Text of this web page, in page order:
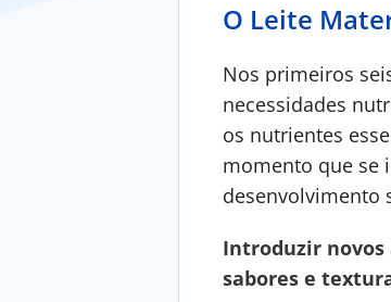
O Leite
Nos primeiros
necessidades
os nutrientes
momento que se
desenvolvimento
Introduzir novos
sabores e